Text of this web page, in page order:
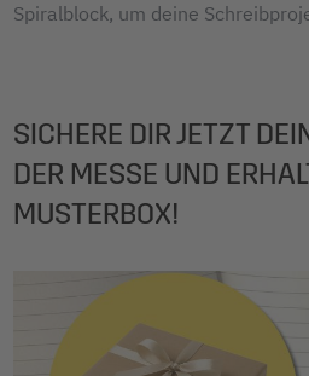
Spiralblock, um deine
SICHERE DIR JETZT
DER MESSE UND
MUSTERBOX!